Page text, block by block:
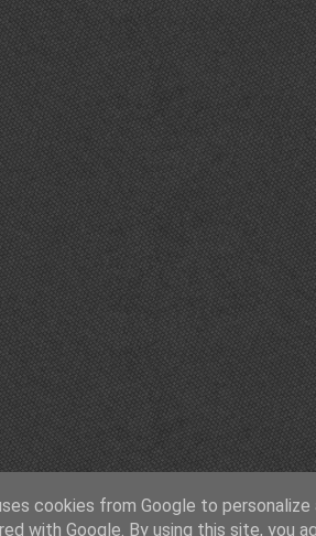
cookies from Google to
with Google. By using this site, you